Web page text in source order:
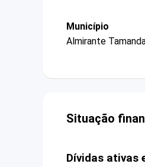
Município
Almirante
Situação
Dívidas ativas